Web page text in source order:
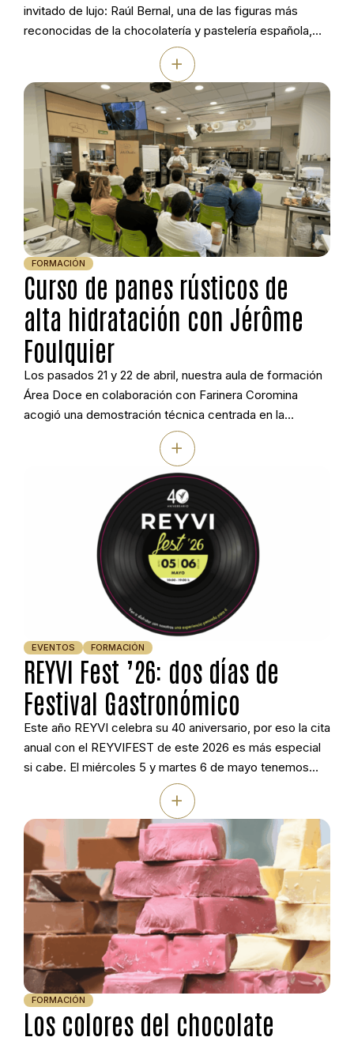
invitado de lujo: Raúl Bernal, una de las figuras más
reconocidas de la chocolatería y pastelería española,
protagonizó una jornada dedicada al universo creativo
de Lapaca. El maestro pastelero y chocolatero,
distinguido con algunos de los principales
reconocimientos nacionales del sector, compartió su
visión sobre el producto artesano […]
+
Curso de panes rústicos de
alta hidratación con Jérôme
Foulquier
FORMACIÓN
Los pasados 21 y 22 de abril, nuestra aula de formación
Área Doce en colaboración con Farinera Coromina
acogió una demostración técnica centrada en la
elaboración de panes rústicos de alta hidratación e
integrales. Jérôme Foulquier trabajó con masa madre
natural y levadura, mostrando cómo adaptar estos
formatos a la realidad del obrador artesanal actual, […]
+
REYVI Fest ’26: dos días de
Festival Gastronómico
EVENTOS FORMACIÓN
Este año REYVI celebra su 40 aniversario, por eso la cita
anual con el REYVIFEST de este 2026 es más especial
si cabe. El miércoles 5 y martes 6 de mayo tenemos
preparado un encuentro pensado a conciencia para
sorprenderte. Son dos jornadas en nuestras
instalaciones de Vilanoviña (Meis, Pontevedra) con
ponencias centradas en organización, […]
+
Los colores del chocolate
FORMACIÓN